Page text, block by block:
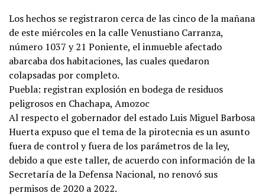
Los hechos se registraron cerca de las cinco de la mañana
de este miércoles en la calle Venustiano Carranza,
número 1037 y 21 Poniente, el inmueble afectado
abarcaba dos habitaciones, las cuales quedaron
colapsadas por completo.
Puebla: registran explosión en bodega de residuos
peligrosos en Chachapa, Amozoc
Al respecto el gobernador del estado Luis Miguel Barbosa
Huerta expuso que el tema de la pirotecnia es un asunto
fuera de control y fuera de los parámetros de la ley,
debido a que este taller, de acuerdo con información de la
Secretaría de la Defensa Nacional, no renovó sus
permisos de 2020 a 2022.